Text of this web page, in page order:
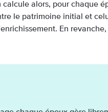
alors, pour chaque
le patrimoine initial et
En